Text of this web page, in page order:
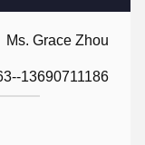
Ms. Grace Zhou
13690711186